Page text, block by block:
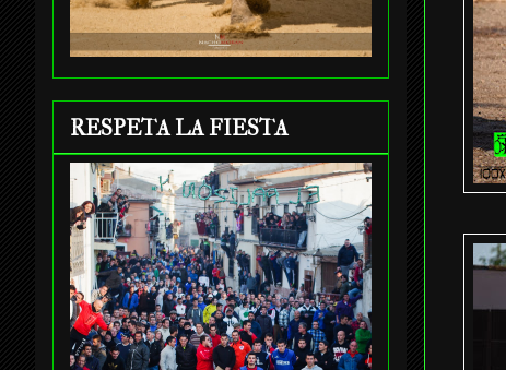
RESPETA LA FIESTA